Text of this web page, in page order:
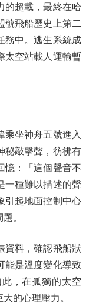
超載，最終在哈
號飛船歷史上第二
務中。逃生系統成
太空站載人運輸暫
坐神舟五號進入
秘敲擊聲，彷彿有
憶：「這個聲音不
一種難以描述的聲
引起地面控制中心
。
料，確認飛船狀
能是溫度變化導致
，在孤獨的太空
的心理壓力。